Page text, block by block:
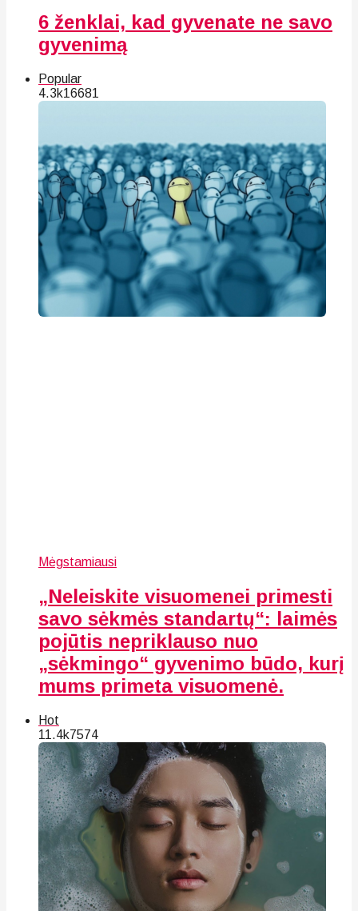
6 ženklai, kad gyvenate ne savo
gyvenimą
Popular
4.3k16681
Mėgstamiausi
„Neleiskite visuomenei primesti
savo sėkmės standartų“: laimės
pojūtis nepriklauso nuo
„sėkmingo“ gyvenimo būdo, kurį
mums primeta visuomenė.
Hot
11.4k7574